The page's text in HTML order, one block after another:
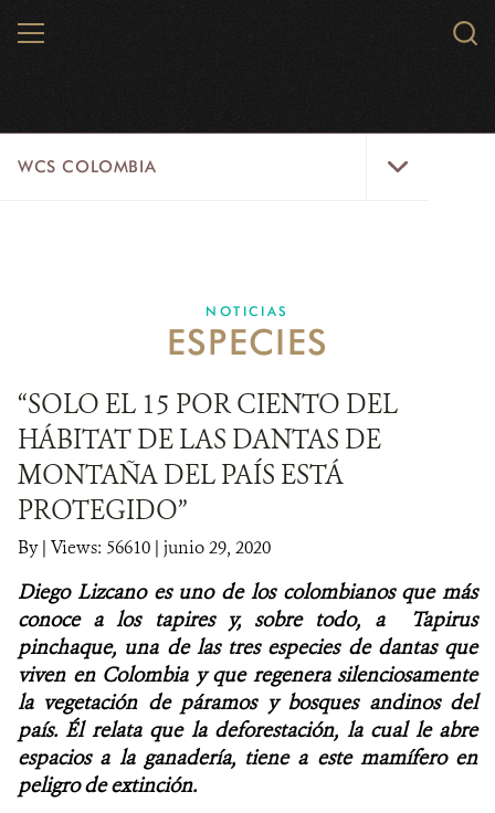
MENU
WCS COLOMBIA
EJES ESTRATÉGICOS
LÍNEAS DE ACCIÓN
MICROSITIOS
NOTICIAS
WCS VISUAL
PUBLICACIONES
ALIADOS Y ALIANZAS
COBERTURA EN MEDIOS DE COMUNICACIÓN
INFORME ANUAL WCS
NOTICIAS
ESPECIES
“SOLO EL 15 POR CIENTO DEL
HÁBITAT DE LAS DANTAS DE
MONTAÑA DEL PAÍS ESTÁ
PROTEGIDO”
By| Views: 56610 | junio 29, 2020
Diego Lizcano es uno de los colombianos que más
conoce a los tapires y, sobre todo, a Tapirus
pinchaque, una de las tres especies de dantas que
viven en Colombia y que regenera silenciosamente
la vegetación de páramos y bosques andinos del
país. Él relata que la deforestación, la cual le abre
espacios a la ganadería, tiene a este mamífero en
peligro de extinción.